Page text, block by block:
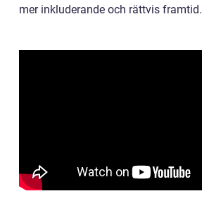
mer inkluderande och rättvis framtid.